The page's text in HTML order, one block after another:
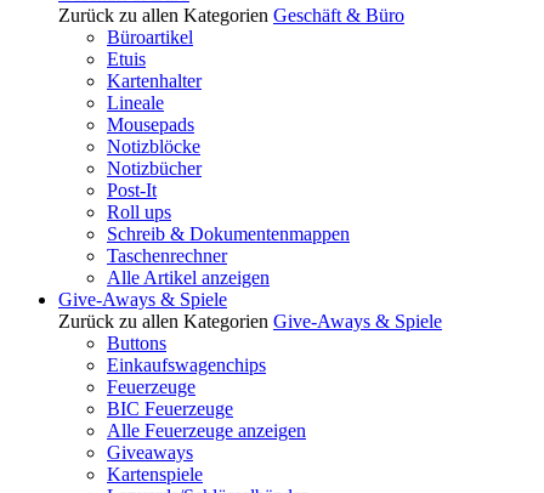
Zurück zu allen Kategorien Geschäft & Büro
Büroartikel
Etuis
Kartenhalter
Lineale
Mousepads
Notizblöcke
Notizbücher
Post-It
Roll ups
Schreib & Dokumentenmappen
Taschenrechner
Alle Artikel anzeigen
Give-Aways & Spiele
Zurück zu allen Kategorien Give-Aways & Spiele
Buttons
Einkaufswagenchips
Feuerzeuge
BIC Feuerzeuge
Alle Feuerzeuge anzeigen
Giveaways
Kartenspiele